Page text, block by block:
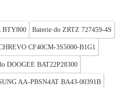
BTY800 Baterie do ZRTZ 727459-4S
CF40CM-3S5000-B1G1
DOOGEE BAT22P28300
AA-PBSN4AT BA43-00391B